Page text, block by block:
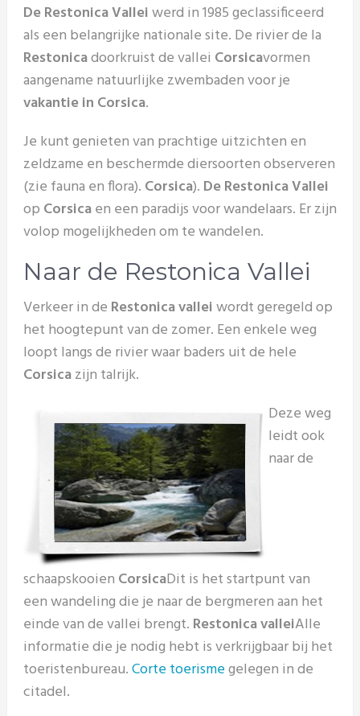
De Restonica Valleiwerd in 1985 geclassificeerd
als een belangrijke nationale site. De rivier de la
Restonicadoorkruist de vallei Corsicavormen
aangename natuurlijke zwembaden voor je
vakantie in Corsica.
Je kunt genieten van prachtige uitzichten en
zeldzame en beschermde diersoorten observeren
(zie fauna en flora). Corsica). De Restonica Vallei
op Corsicaen een paradijs voor wandelaars. Er zijn
volop mogelijkheden om te wandelen.
Naar de Restonica Vallei
Verkeer in de Restonica valleiwordt geregeld op
het hoogtepunt van de zomer. Een enkele weg
loopt langs de rivier waar baders uit de hele
Corsicazijn talrijk.
Deze weg
leidt ook
naar de
schaapskooien CorsicaDit is het startpunt van
een wandeling die je naar de bergmeren aan het
einde van de vallei brengt. Restonica valleiAlle
informatie die je nodig hebt is verkrijgbaar bij het
toeristenbureau.Corte toerismegelegen in de
citadel.